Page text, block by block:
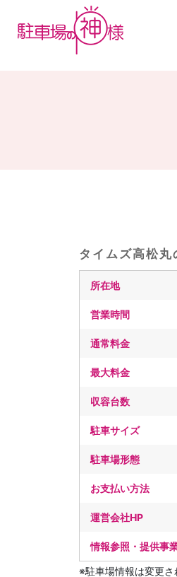
タイムズ高松丸
所在地
営業時間
通常料金
最大料金
収容台数
駐車サイズ
駐車場形態
お支払い方法
運営会社HP
情報参照・提供事
※駐車場情報は変更さ